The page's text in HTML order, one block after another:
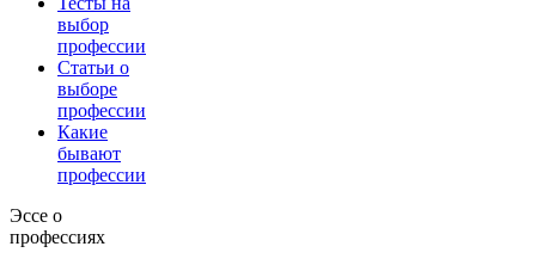
выбор
профессии
Статьи о
выборе
профессии
Какие
бывают
профессии
Эссе о
профессиях